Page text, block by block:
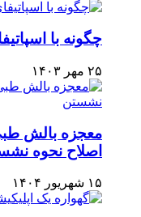
چگونه با
۲۵ مهر ۱۴۰۳
معجزه بالش
اصلاح نحوه
۱۵ شهریور ۱۴۰۴